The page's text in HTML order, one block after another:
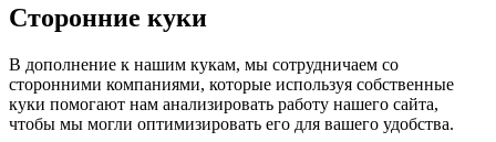
Сторонние куки
В дополнение к нашим кукам, мы сотрудничаем со
сторонними компаниями, которые используя собственные
куки помогают нам анализировать работу нашего сайта,
чтобы мы могли оптимизировать его для вашего удобства.